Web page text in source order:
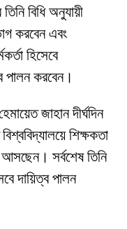
বিধি অনুযায়ী
করবেন এবং
হিসেবে
পালন করবেন।
জাহান দীর্ঘদিন
শিক্ষকতা
সর্বশেষ তিনি
দায়িত্ব পালন